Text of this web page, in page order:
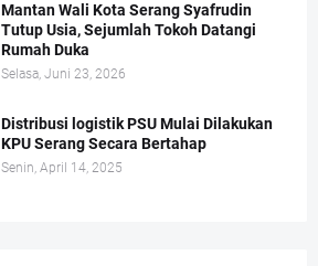
Mantan Wali Kota Serang Syafrudin
Tutup Usia, Sejumlah Tokoh Datangi
Rumah Duka
Selasa, Juni 23, 2026
Distribusi logistik PSU Mulai Dilakukan
KPU Serang Secara Bertahap
Senin, April 14, 2025